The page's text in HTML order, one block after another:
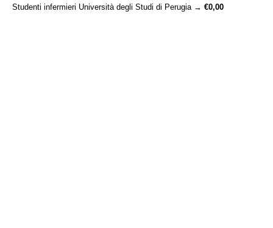
Studenti infermieri Università degli Studi di Perugia → €0,00